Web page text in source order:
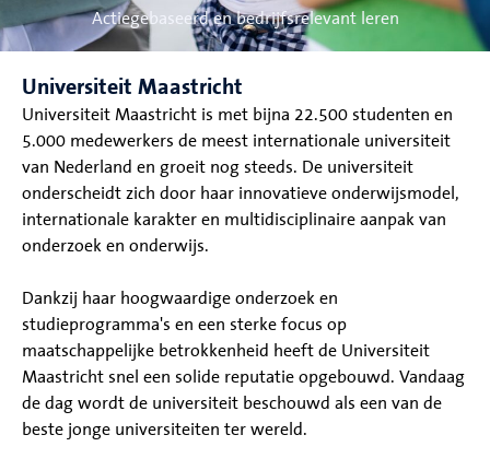
Actiegebaseerd en bedrijfsrelevant leren
Universiteit Maastricht
Universiteit Maastricht is met bijna 22.500 studenten en
5.000 medewerkers de meest internationale universiteit
van Nederland en groeit nog steeds. De universiteit
onderscheidt zich door haar innovatieve onderwijsmodel,
internationale karakter en multidisciplinaire aanpak van
onderzoek en onderwijs.
Dankzij haar hoogwaardige onderzoek en
studieprogramma's en een sterke focus op
maatschappelijke betrokkenheid heeft de Universiteit
Maastricht snel een solide reputatie opgebouwd. Vandaag
de dag wordt de universiteit beschouwd als een van de
beste jonge universiteiten ter wereld.